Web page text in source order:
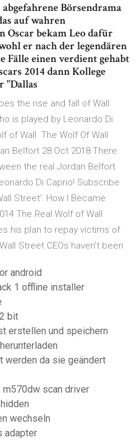
Börsendrama
auf wahren
Oscar bekam Leo dafür
er nach der legendären
Fälle einen verdient gehabt
2014 dann Kollege
"Dallas
the rise and fall of Wall
is played by Leonardo Di
of Wall The Wolf Of Wall
Belfort 28 Oct 2018 There
the real Jordan Belfort
Di Caprio! Subscribe
Street': How I Became
The Real Wolf of Wall
his plan to repay victims of
Street CEOs haven't been
android
1 offline installer
bit
erstellen und speichern
werden da sie geändert
scan driver
wechseln
adapter